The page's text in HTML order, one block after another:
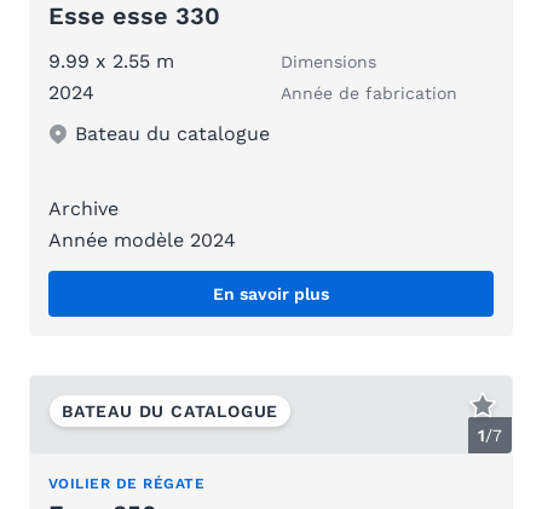
Esse esse 330
9.99 x 2.55 m Dimensions
2024 Année de fabrication
Bateau du catalogue
Archive
Année modèle 2024
En savoir plus
1/7
BATEAU DU CATALOGUE
VOILIER DE RÉGATE